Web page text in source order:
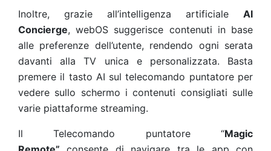
Inoltre, grazie all’intelligenza artificiale AI
Concierge, webOS suggerisce contenuti in base
alle preferenze dell’utente, rendendo ogni serata
davanti alla TV unica e personalizzata. Basta
premere il tasto AI sul telecomando puntatore per
vedere sullo schermo i contenuti consigliati sulle
varie piattaforme streaming.
Il Telecomando puntatore “Magic